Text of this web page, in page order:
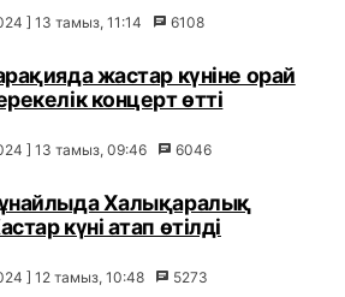
] 13 тамыз, 11:14 6108
жастар күніне орай
концерт өтті
] 13 тамыз, 09:46 6046
Халықаралық
күні атап өтілді
] 12 тамыз, 10:48 5273